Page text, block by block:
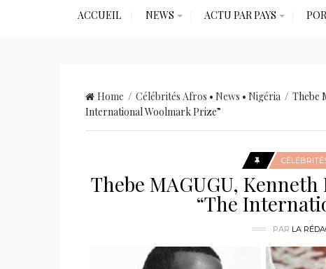
ACCUEIL NEWS ACTU PAR PAYS
Home / Célébrités Afros • News • Nigéria / Thebe
International Woolmark Prize”
Thebe MAGUGU,
“The
PAR LA